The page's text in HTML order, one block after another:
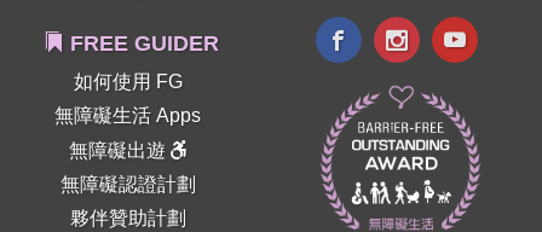
FREE GUIDER
如何使用 FG
無障礙生活 Apps
無障礙出遊
無障礙認證計劃
夥伴贊助計劃